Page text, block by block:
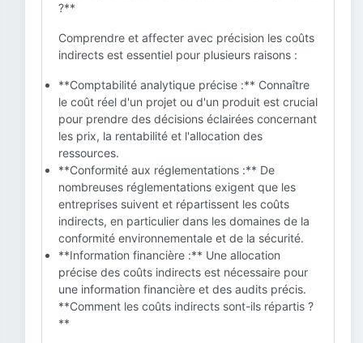
?**
Comprendre et affecter avec précision les coûts
indirects est essentiel pour plusieurs raisons :
**Comptabilité analytique précise :** Connaître
le coût réel d'un projet ou d'un produit est crucial
pour prendre des décisions éclairées concernant
les prix, la rentabilité et l'allocation des
ressources.
**Conformité aux réglementations :** De
nombreuses réglementations exigent que les
entreprises suivent et répartissent les coûts
indirects, en particulier dans les domaines de la
conformité environnementale et de la sécurité.
**Information financière :** Une allocation
précise des coûts indirects est nécessaire pour
une information financière et des audits précis.
**Comment les coûts indirects sont-ils répartis ?
**